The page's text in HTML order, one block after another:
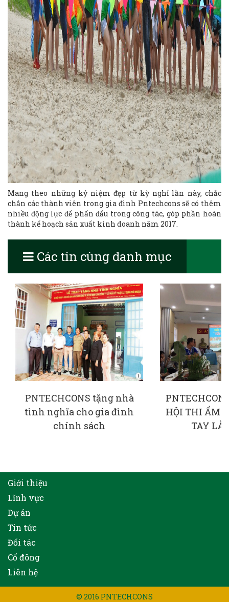
Mang theo những kỷ niệm đẹp từ kỳ nghỉ lần này, chắc
chắn các thành viên trong gia đình Pntechcons sẽ có thêm
nhiều động lực để phấn đấu trong công tác, góp phần hoàn
thành kế hoạch sản xuất kinh doanh năm 2017.
Các tin cùng danh mục
PNTECHCONS tặng nhà
tình nghĩa cho gia đình
chính sách
HỘI THI ẨM
TAY
Giới thiệu
Lĩnh vực
Dự án
Tin tức
Đối tác
Cổ đông
Liên hệ
© 2016 PNTECHCONS